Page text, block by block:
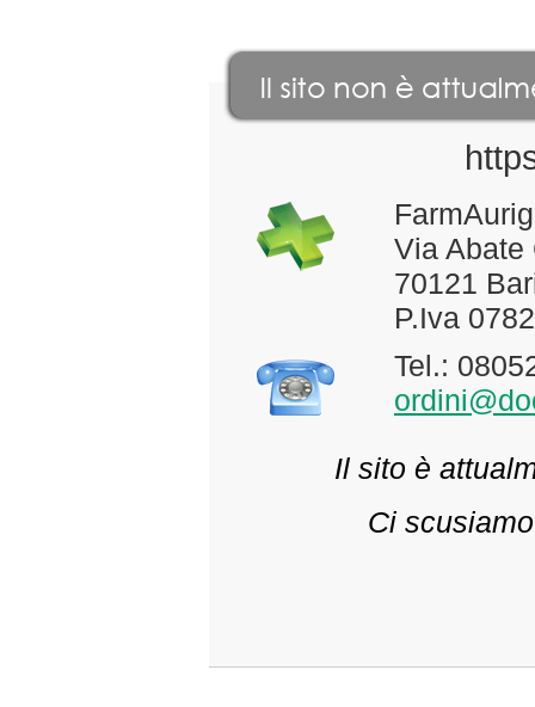
Via Abate
70121
P.Iva
Tel.:
Il sito è
Ci